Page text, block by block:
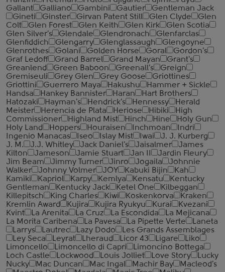
Gallant
Galliano Gambini Gautier
Gentleman Jack
Gineti
Ginster Girvan Patent Still Glen Clyde
Glen
Colt
Glen Forest Glen Keith Glen Kirk
Glen Scotia
Glen Silver's
Glendale Glendronach
Glenfarclas
Glenfiddich
Glengarry Glenglassaugh
Glengoyne
Glenrothes
Golani Golden Horse Goral
Gordon's
Graf Ledoff
Grand Barrel Grand Mayan
Grant's
Greanlend
Green Baboon Greenall's
Greign
Gremiseuli
Grey Glen Grey Goose
Griottines
Griottini
Guerrero Maya Hakushu
Hammer + Sickle
Handsa
Hankey Bannister Haran
Hart Brothers
Hatozaki
Hayman's Hendrick's Hennessy
Herald
Meister
Herencia de Plata Heriose Hibiki
High
Commissioner
Highland Mist Hinch Hine
Holy Gun
Holy Land
Hoppers Houraisen Inchmoan
Indri
Ingenio Manacas
Iseo Islay Mist Iwai
J. J. Kurberg
J. M.
J.J. Whitley Jack Daniel's Jaisalmer
James
Kilton
Jameson Jamie Stuart Jan II
Jardin Fleury
Jim Beam
Jimmy Turner Jinro Jogaila
Johnnie
Walker
Johnny Volmer JOY Kabuki Bijin
Kah
Kamiki
Kapriol Karpy Kemlya Kensatu
Kentucky
Gentleman
Kentucky Jack Ketel One
Kilbeggan
Killepitsch
King Charles Kiwi Koskenkorva
Kraken
Kremlin Award
Kujira Kujira Ryukyu Kurai
Kvezani
Kvint
La Arenita La Cruz La Escondida
La Mejicana
La Morita Caribena
La Pavesa La Pipette Verte
Laneta
Larrys
Lautrec Lazy Dodo
Les Grands Assemblages
Ley Seca
Leyrat Lheraud Licor 43 Ligare
Liko
Limoncello
Limoncello di Capri
Limoncino Bottega
Loch Castle
Lockwood Louis Jolliet Love Story
Lucky
Nucky
Mac Duncan Mac Ingal Machir Bay
Macleod's